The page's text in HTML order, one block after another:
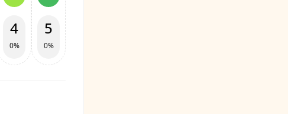
4
0%
5
0%